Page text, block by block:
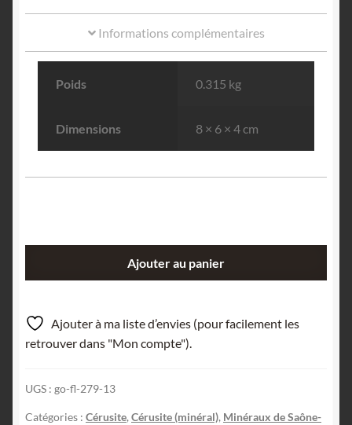
Informations complémentaires
Poids 0.315 kg
Dimensions 8 × 6 × 4 cm
Mimétite
&
Galène,
Molérats,
Saône-
Ajouter au panier
Ajouter à ma liste d’envies (pour facilement les
retrouver dans "Mon compte").
UGS : go-fl-279-13
Catégories : Cérusite, Cérusite (minéral), Minéraux de Saône-